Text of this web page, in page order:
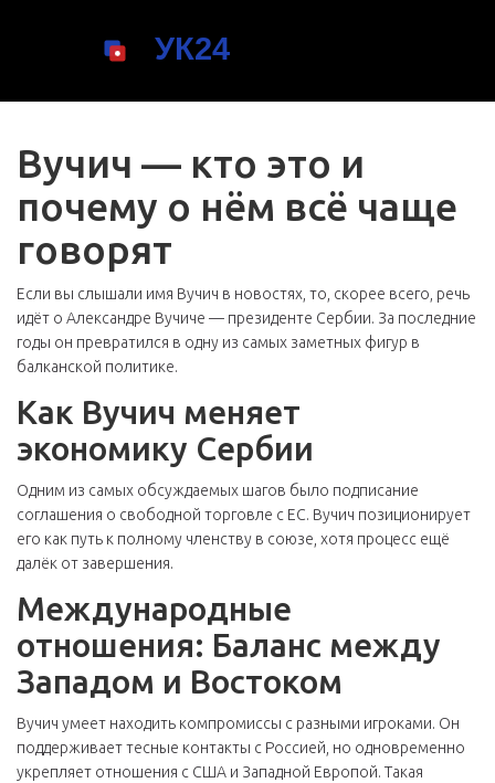
Вучич — кто это и
почему о нём всё чаще
говорят
Если вы слышали имя Вучич в новостях, то, скорее всего, речь
идёт о Александре Вучиче — президенте Сербии. За последние
годы он превратился в одну из самых заметных фигур в
балканской политике.
Как Вучич меняет
экономику Сербии
Одним из самых обсуждаемых шагов было подписание
соглашения о свободной торговле с ЕС. Вучич позиционирует
его как путь к полному членству в союзе, хотя процесс ещё
далёк от завершения.
Международные
отношения: Баланс между
Западом и Востоком
Вучич умеет находить компромиссы с разными игроками. Он
поддерживает тесные контакты с Россией, но одновременно
укрепляет отношения с США и Западной Европой. Такая